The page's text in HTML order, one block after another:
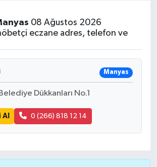
08 Ağustos 2026
eczane adres, telefon ve
Manyas
Dükkanları No.1
0 (266) 818 12 14